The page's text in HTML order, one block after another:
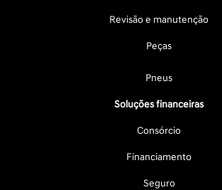
Revisão e manutenção
Peças
Pneus
Soluções financeiras
Consórcio
Financiamento
Seguro